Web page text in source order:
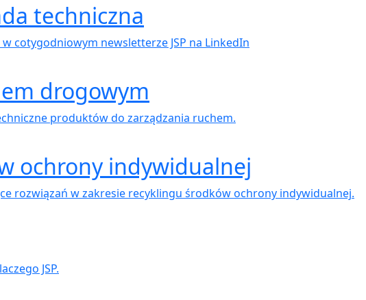
techniczna
cotygodniowym newsletterze JSP na LinkedIn
drogowym
produktów do zarządzania ruchem.
ochrony indywidualnej
rozwiązań w zakresie recyklingu środków ochrony indywidualnej.
JSP.